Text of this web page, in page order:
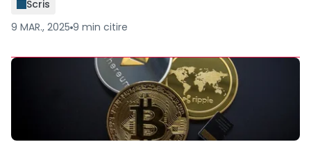
Scris
9 MAR., 2025 9 min citire